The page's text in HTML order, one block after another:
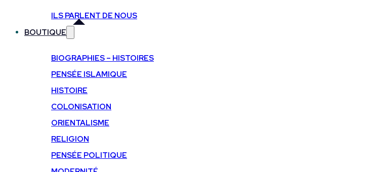
ILS PARLENT DE NOUS
BOUTIQUE
BIOGRAPHIES – HISTOIRES
PENSÉE ISLAMIQUE
HISTOIRE
COLONISATION
ORIENTALISME
RELIGION
PENSÉE POLITIQUE